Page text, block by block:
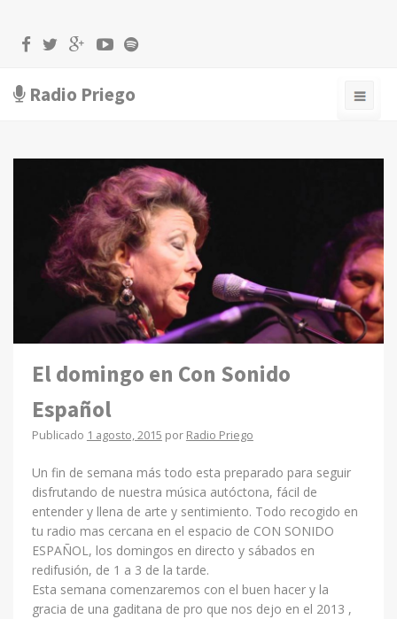
Radio Priego
El domingo en Con Sonido
Español
Publicado 1 agosto, 2015 por Radio Priego
Un fin de semana más todo esta preparado para seguir
disfrutando de nuestra música autóctona, fácil de
entender y llena de arte y sentimiento. Todo recogido en
tu radio mas cercana en el espacio de CON SONIDO
ESPAÑOL, los domingos en directo y sábados en
redifusión, de 1 a 3 de la tarde.
Esta semana comenzaremos con el buen hacer y la
gracia de una gaditana de pro que nos dejo en el 2013 ,